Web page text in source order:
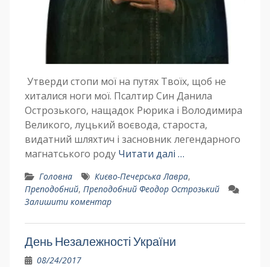
Утверди стопи мої на путях Твоїх, щоб не
хиталися ноги мої. Псалтир Син Данила
Острозького, нащадок Рюрика і Володимира
Великого, луцький воєвода, староста,
видатний шляхтич і засновник легендарного
магнатського роду Читати далі …
Головна Києво-Печерська Лавра,
Преподобний, Преподобний Феодор Острозький
Залишити коментар
День Незалежності України
08/24/2017